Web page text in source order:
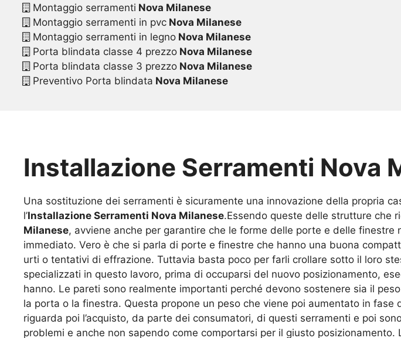
Montaggio serramenti Nova Milanese
Montaggio serramenti in pvcNova Milanese
Montaggio serramenti in legnoNova Milanese
Porta blindata classe 4 prezzoNova Milanese
Porta blindata classe 3 prezzoNova Milanese
Preventivo Porta blindata Nova Milanese
Installazione Serramenti Nova
Una sostituzione dei serramenti è sicuramente una innovazione della propria
l’Installazione Serramenti Nova Milanese.Essendo queste delle strutture che
Milanese, avviene anche per garantire che le forme delle porte e delle
immediato. Vero è che si parla di porte e finestre che hanno una buona
urti o tentativi di effrazione. Tuttavia basta poco per farli crollare sotto il loro
specializzati in questo lavoro, prima di occuparsi del nuovo posizionamento,
hanno. Le pareti sono realmente importanti perché devono sostenere sia il
la porta o la finestra. Questa propone un peso che viene poi aumentato in
riguarda poi l’acquisto, da parte dei consumatori, di questi serramenti e poi
problemi e anche non sapendo come comportarsi per il giusto